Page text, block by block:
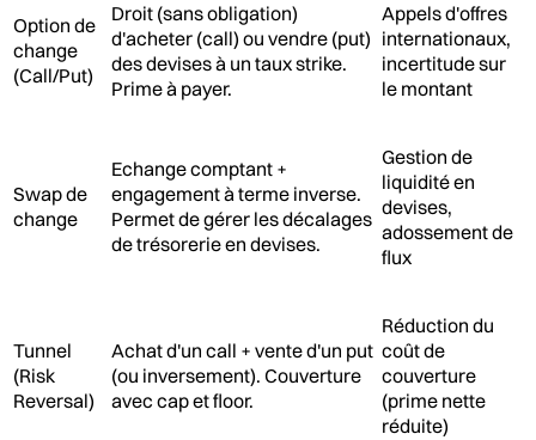
Option de
change
(Call/Put)
Droit (sans obligation)
d'acheter (call) ou vendre (put)
des devises à un taux strike.
Prime à payer.
Appels d'offres
internationaux,
incertitude sur
le montant
Swap de
change
Echange comptant +
engagement à terme inverse.
Permet de gérer les décalages
de trésorerie en devises.
Gestion de
liquidité en
devises,
adossement de
flux
Tunnel
(Risk
Reversal)
Achat d'un call + vente d'un put
(ou inversement). Couverture
avec cap et floor.
Réduction du
coût de
couverture
(prime nette
réduite)